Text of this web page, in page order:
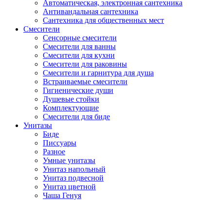
Автоматическая, электронная сантехника
Антивандальная сантехника
Сантехника для общественных мест
Смесители
Сенсорные смесители
Смесители для ванны
Смесители для кухни
Смесители для раковины
Смесители и гарнитура для душа
Встраиваемые смесители
Гигиенические души
Душевые стойки
Комплектующие
Смесители для биде
Унитазы
Биде
Писсуары
Разное
Умные унитазы
Унитаз напольный
Унитаз подвесной
Унитаз цветной
Чаша Генуя